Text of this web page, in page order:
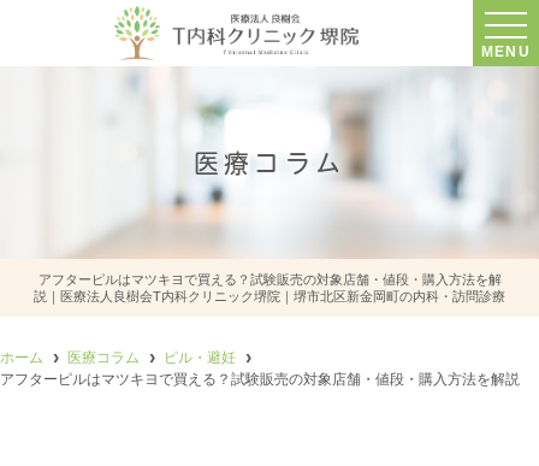
MENU
医療コラム
アフターピルはマツキヨで買える？試験販売の対象店舗・値段・購入方法を解
説｜医療法人良樹会T内科クリニック堺院｜堺市北区新金岡町の内科・訪問診療
ホーム 医療コラム
ピル・避妊
アフターピルはマツキヨで買える？試験販売の対象店舗・値段・購入方法を解説